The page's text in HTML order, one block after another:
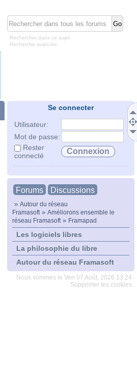
Rechercher dans ce sujet
Recherche avancée
Se connecter
Utilisateur:
Mot de passe:
Rester
connecté
Forums Discussions
» Autour du réseau
Framasoft» Améliorons ensemble le
réseau Framasoft» Framapad
Les logiciels libres
La philosophie du libre
Autour du réseau Framasoft
Nous sommes le Ven 07 Août, 2026 13:24
Supprimer les cookies